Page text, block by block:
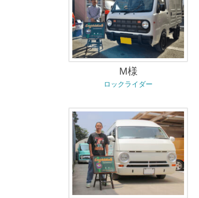
M様
ロックライダー